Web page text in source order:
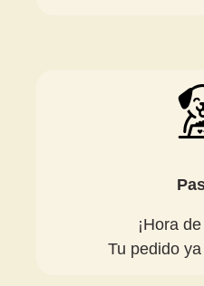
¡Hora
Tu pedido